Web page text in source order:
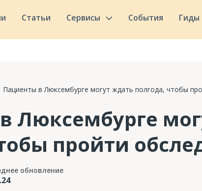
Статьи Сервисы События Гиды
Пациенты в Люксембурге могут ждать полгода, чтобы
Люксембурге
пройти
обновление